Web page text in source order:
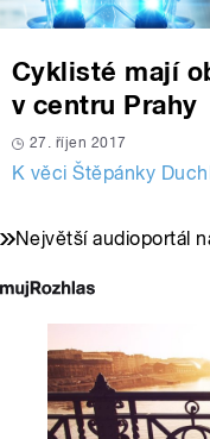
Cyklisté mají
v centru Prahy
27. říjen 2017
K věci Štěpánky
Největší audioportál